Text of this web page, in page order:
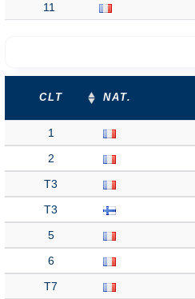
11
CLT NAT.
1
2
T3
T3
5
6
T7